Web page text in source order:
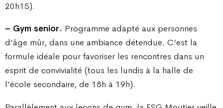
20h15).
– Gym senior. Programme adapté aux personnes
d’âge mûr, dans une ambiance détendue. C’est la
formule idéale pour favoriser les rencontres dans un
esprit de convivialité (tous les lundis à la halle de
l’école secondaire, de 18h à 19h).